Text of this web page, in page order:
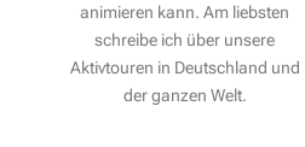
animieren kann. Am liebsten
schreibe ich über unsere
Aktivtouren in Deutschland und
der ganzen Welt.